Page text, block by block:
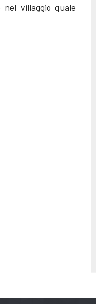
villaggio quale